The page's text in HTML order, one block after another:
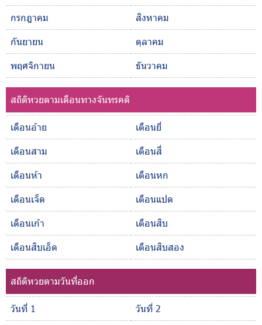
กรกฎาคม
สิงหาคม
กันยายน
ตุลาคม
พฤศจิกายน
ธันวาคม
สถิติหวยตามเดือนทางจันทรคติ
เดือนอ้าย
เดือนยี่
เดือนสาม
เดือนสี่
เดือนห้า
เดือนหก
เดือนเจ็ด
เดือนแปด
เดือนเก้า
เดือนสิบ
เดือนสิบเอ็ด
เดือนสิบสอง
สถิติหวยตามวันที่ออก
วันที่ 1
วันที่ 2